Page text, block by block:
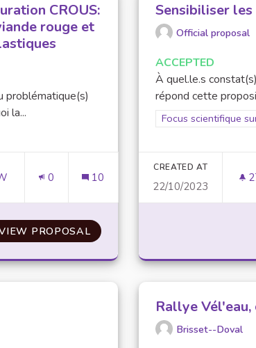
CROUS:
rouge et
problématique(s)
la...
sur l'eau
DE LA RESTAURATION CROUS:
0 10
PROPOSALAMÉLIORATION DE LA
Sensibiliser les
Official proposal
ACCEPTED
À quel.le.s
répond cette
Filter results for
Focus scientifique
CREATED AT
22/10/2023
Rallye
Brisset--Doval